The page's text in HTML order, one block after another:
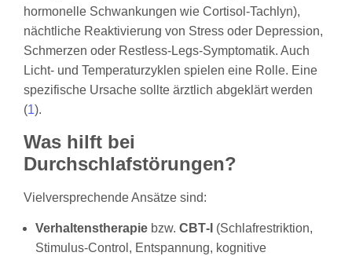
hormonelle Schwankungen wie Cortisol-Tachlyn),
nächtliche Reaktivierung von Stress oder Depression,
Schmerzen oder Restless-Legs‑Symptomatik. Auch
Licht- und Temperaturzyklen spielen eine Rolle. Eine
spezifische Ursache sollte ärztlich abgeklärt werden
(1).
Was hilft bei
Durchschlafstörungen?
Vielversprechende Ansätze sind:
Verhaltenstherapie bzw. CBT‑I (Schlafrestriktion,
Stimulus-Control, Entspannung, kognitive